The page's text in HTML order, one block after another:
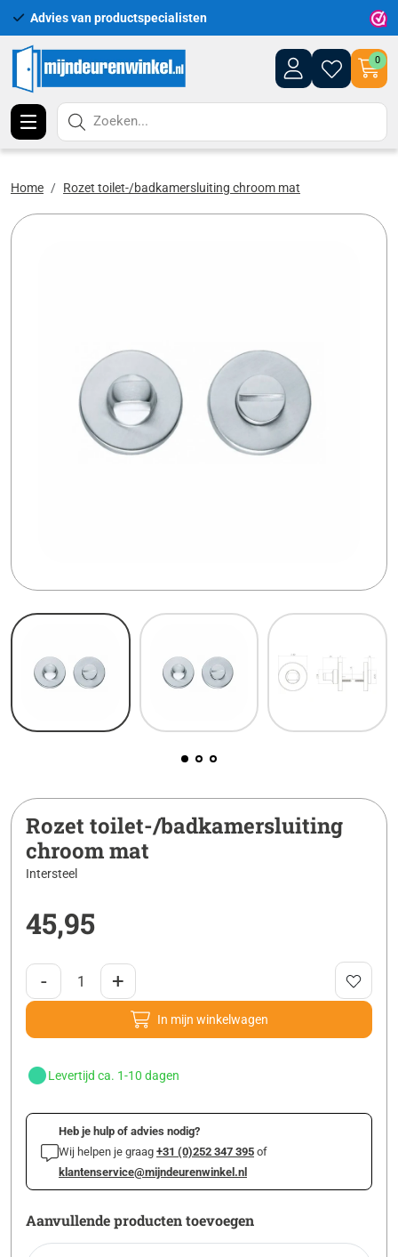
Advies van productspecialisten
0
Zoeken...
Home Rozet toilet-/badkamersluiting chroom mat
Rozet toilet-/badkamersluiting
chroom mat
Intersteel
45,95
- +
In mijn winkelwagen
Levertijd ca. 1-10 dagen
Heb je hulp of advies nodig?
Wij helpen je graag +31 (0)252 347 395 of
klantenservice@mijndeurenwinkel.nl
Aanvullende producten toevoegen